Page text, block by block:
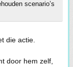
scenario’s
die actie.
door hem zelf,